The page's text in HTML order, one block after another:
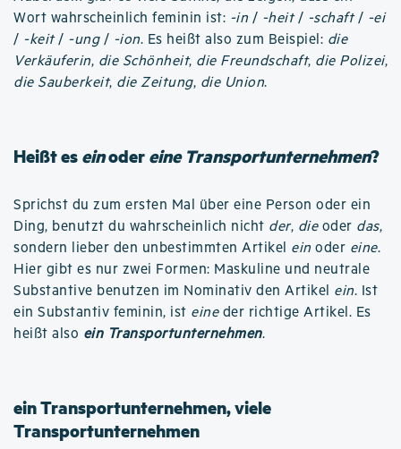
Wort wahrscheinlich feminin ist: -in / -heit/ -schaft/ -ei
/ -keit/ -ung/ -ion. Es heißt also zum Beispiel: die
Verkäuferin, die Schönheit, die Freundschaft, die Polizei,
die Sauberkeit, die Zeitung, die Union.
Heißt eseinodereine Transportunternehmen?
Sprichst du zum ersten Mal über eine Person oder ein
Ding, benutzt du wahrscheinlich nicht der, dieoder das,
sondern lieber den unbestimmten Artikel ein oder eine.
Hier gibt es nur zwei Formen: Maskuline und neutrale
Substantive benutzen im Nominativ den Artikel ein. Ist
ein Substantiv feminin, ist eineder richtige Artikel. Es
heißt also ein Transportunternehmen.
ein Transportunternehmen, viele
Transportunternehmen